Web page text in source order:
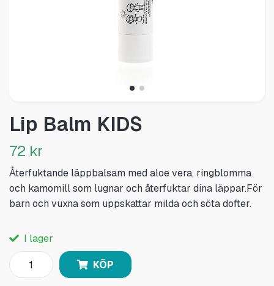
Lip Balm KIDS
72 kr
Återfuktande läppbalsam med aloe vera, ringblomma
och kamomill som lugnar och återfuktar dina läppar.För
barn och vuxna som uppskattar milda och söta dofter.
I lager
KÖP